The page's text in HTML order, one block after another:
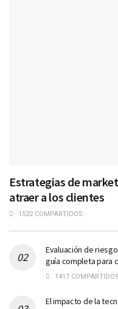
Estrategias de
atraer a los clientes
1522 COMPARTIDOS
Evaluación de
guía completa para
1417 COMPARTIDOS
El impacto de la